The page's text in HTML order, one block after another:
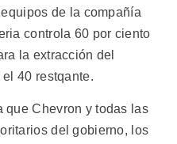
de la compañía
controla 60 por ciento
la extracción del
40 restqante.
que Chevron y todas las
del gobierno, los